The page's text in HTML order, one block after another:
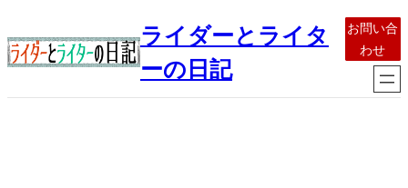
容
を
ライダーとライタ
ーの日記
お問い合
わせ